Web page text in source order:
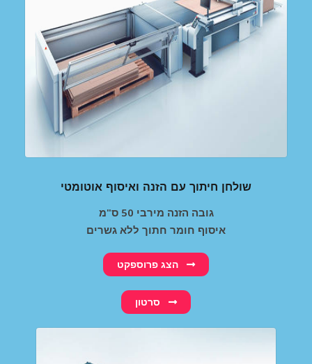
שולחן חיתוך עם הזנה ואיסוף אוטומטי
גובה הזנה מירבי 50 ס"מ
איסוף חומר חתוך ללא גשרים
הצג פרוספקט
סרטון